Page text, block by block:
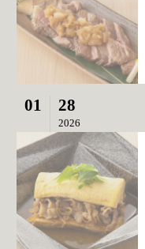
01 28
2026